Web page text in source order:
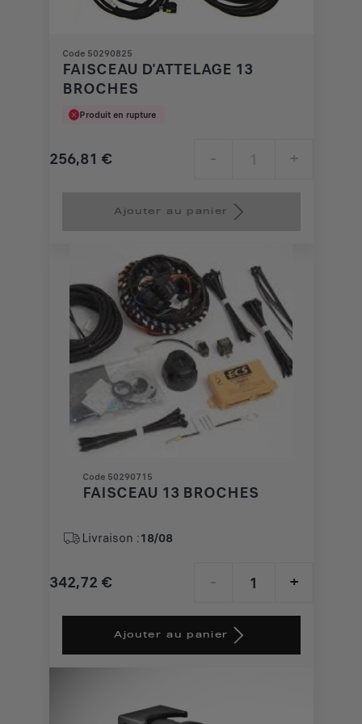
Code 50290825
FAISCEAU D'ATTELAGE 13
BROCHES
Produit en rupture
256,81 € - +
Ajouter au panier
Code 50290715
FAISCEAU 13 BROCHES
Livraison :18/08
342,72 €
Price
342,72
€
- +
Quantity
to:
1
Ajouter au panier